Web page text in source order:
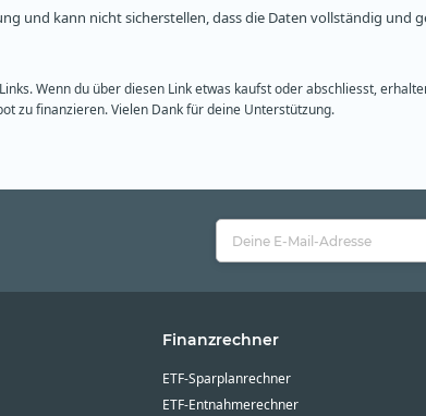
und kann nicht sicherstellen, dass die Daten vollständig und
Wenn du über diesen Link etwas kaufst oder abschliesst,
zu finanzieren. Vielen Dank für deine Unterstützung.
Finanzrechner
ETF-Sparplanrechner
ETF-Entnahmerechner